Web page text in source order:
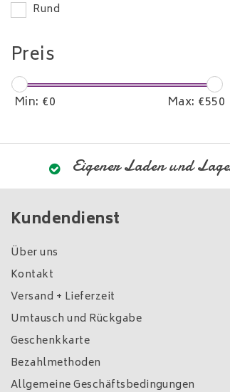
Rund
Preis
Min: €0 Max: €550
Eigener Laden und
Kundendienst
Über uns
Kontakt
Versand + Lieferzeit
Umtausch und Rückgabe
Geschenkkarte
Bezahlmethoden
Allgemeine Geschäftsbedingungen